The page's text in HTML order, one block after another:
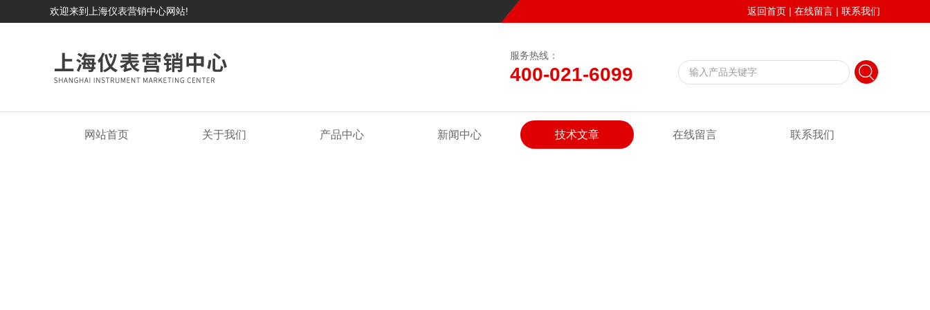
欢迎来到上海仪表营销中心网站! 返回首页 | 在线留言 | 联系我们
服务热线：
400-021-6099
网站首页 关于我们 产品中心 新闻中心 技术文章 在线留言 联系我们